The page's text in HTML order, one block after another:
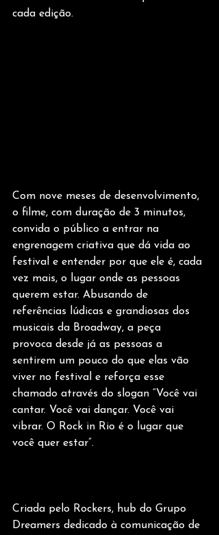
cada edição.
Com nove meses de desenvolvimento,
o filme, com duração de 3 minutos,
convida o público a entrar na
engrenagem criativa que dá vida ao
festival e entender por que ele é, cada
vez mais, o lugar onde as pessoas
querem estar. Abusando de
referências lúdicas e grandiosas dos
musicais da Broadway, a peça
provoca desde já as pessoas a
sentirem um pouco do que elas vão
viver no festival e reforça esse
chamado através do slogan “Você vai
cantar. Você vai dançar. Você vai
vibrar. O Rock in Rio é o lugar que
você quer estar”.
Criada pelo Rockers, hub do Grupo
Dreamers dedicado à comunicação de